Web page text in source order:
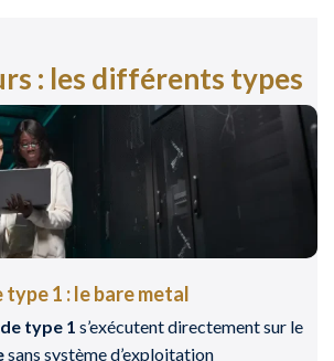
: les différents types
1 : le bare metal
type 1 s’exécutent directement sur le
sans système d’exploitation